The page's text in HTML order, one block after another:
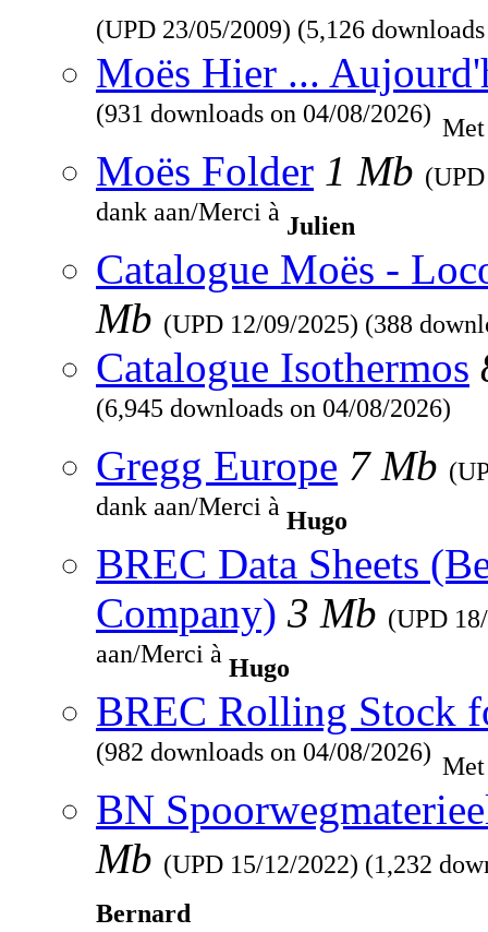
(UPD 23/05/2009) (5,126
Moës Hier ...
(931 downloads on 04/08/2026)
Moës Folder 1 Mb
dank aan/Merci à Julien
Catalogue Moës -
Mb (UPD 12/09/2025) (388
Catalogue Isothermos
(6,945 downloads on 04/08/2026)
Gregg Europe 7 Mb
dank aan/Merci à Hugo
BREC Data Sheets
Company) 3 Mb (UPD
aan/Merci à Hugo
BREC Rolling Stock
(982 downloads on 04/08/2026)
BN
Mb (UPD 15/12/2022) (1,232
Bernard